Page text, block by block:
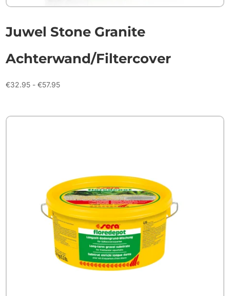
Juwel Stone Granite
Achterwand/Filtercover
€32.95 - €57.95Prijsklasse:
€57.95